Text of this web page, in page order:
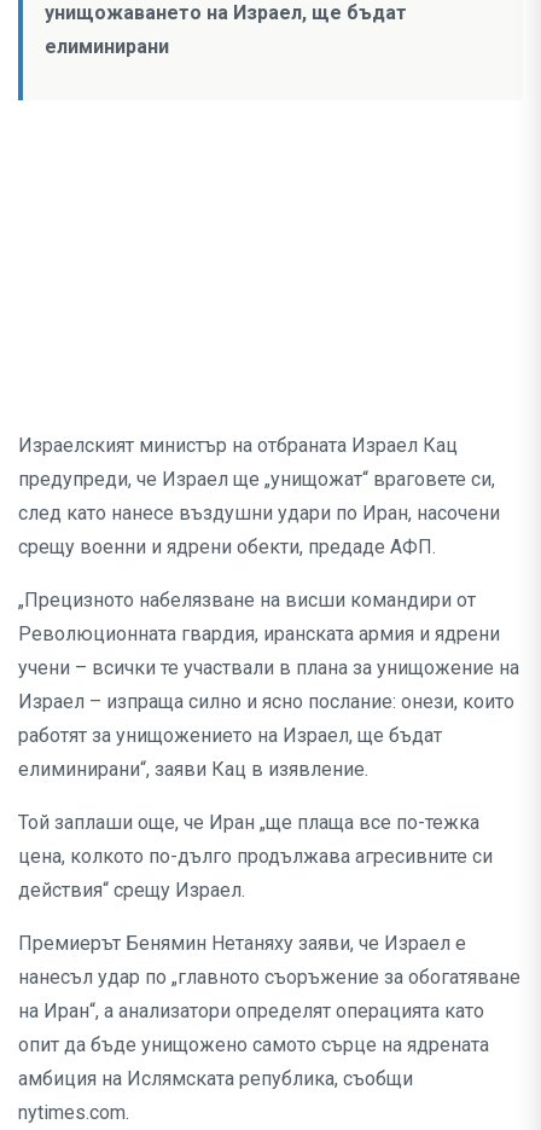
унищожаването на Израел, ще бъдат
елиминирани
Израелският министър на отбраната Израел Кац
предупреди, че Израел ще „унищожат“ враговете си,
след като нанесе въздушни удари по Иран, насочени
срещу военни и ядрени обекти, предаде АФП.
„Прецизното набелязване на висши командири от
Революционната гвардия, иранската армия и ядрени
учени – всички те участвали в плана за унищожение на
Израел – изпраща силно и ясно послание: онези, които
работят за унищожението на Израел, ще бъдат
елиминирани“, заяви Кац в изявление.
Той заплаши още, че Иран „ще плаща все по-тежка
цена, колкото по-дълго продължава агресивните си
действия“ срещу Израел.
Премиерът Бенямин Нетаняху заяви, че Израел е
нанесъл удар по „главното съоръжение за обогатяване
на Иран“, а анализатори определят операцията като
опит да бъде унищожено самото сърце на ядрената
амбиция на Ислямската република, съобщи
nytimes.com.